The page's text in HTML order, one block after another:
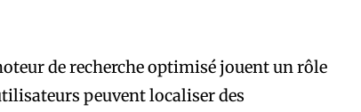
de recherche optimisé jouent un rôle
peuvent localiser des